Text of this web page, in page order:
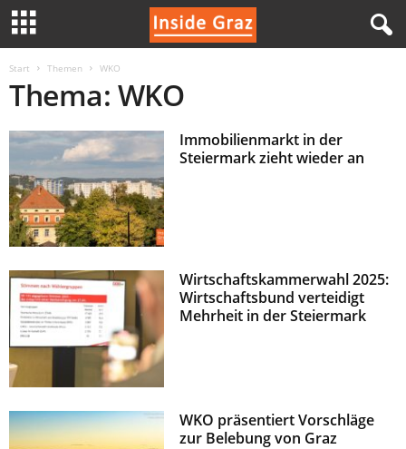
Start Themen WKO
Thema: WKO
Immobilienmarkt in der
Steiermark zieht wieder an
Wirtschaftskammerwahl 2025:
Wirtschaftsbund verteidigt
Mehrheit in der Steiermark
WKO präsentiert Vorschläge
zur Belebung von Graz